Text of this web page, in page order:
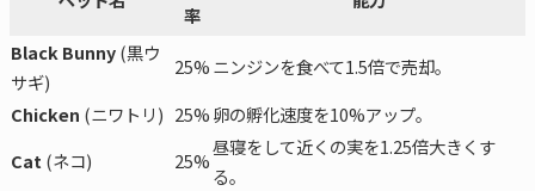
率
Black Bunny(黒ウ
サギ)
25%ニンジンを食べて1.5倍で売却。
Chicken (ニワトリ) 25%卵の孵化速度を10%アップ。
Cat(ネコ) 25%
昼寝をして近くの実を1.25倍大きくす
る。